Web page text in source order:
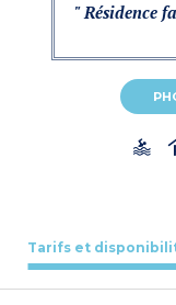
" Résidence
Tarifs et